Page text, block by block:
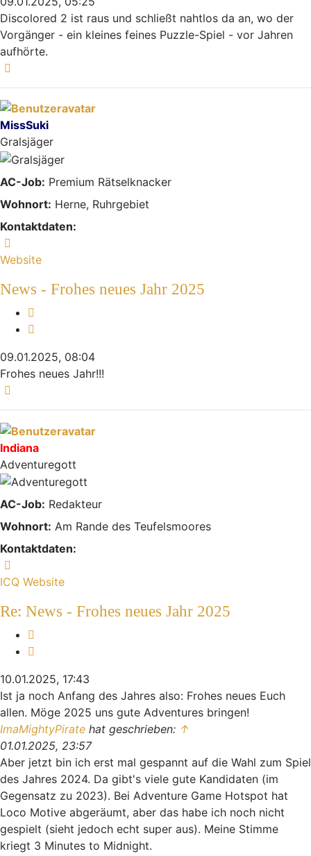
Discolored 2 ist raus und schließt nahtlos da an, wo der
Vorgänger - ein kleines feines Puzzle-Spiel - vor Jahren
aufhörte.
MissSuki
Gralsjäger
AC-Job: Premium Rätselknacker
Wohnort: Herne, Ruhrgebiet
Kontaktdaten:
Website
News - Frohes neues Jahr 2025
09.01.2025, 08:04
Frohes neues Jahr!!!
Indiana
Adventuregott
AC-Job: Redakteur
Wohnort: Am Rande des Teufelsmoores
Kontaktdaten:
ICQ Website
Re: News - Frohes neues Jahr 2025
10.01.2025, 17:43
Ist ja noch Anfang des Jahres also: Frohes neues Euch
allen. Möge 2025 uns gute Adventures bringen!
ImaMightyPirate hat geschrieben: ↑
01.01.2025, 23:57
Aber jetzt bin ich erst mal gespannt auf die Wahl zum Spiel
des Jahres 2024. Da gibt's viele gute Kandidaten (im
Gegensatz zu 2023). Bei Adventure Game Hotspot hat
Loco Motive abgeräumt, aber das habe ich noch nicht
gespielt (sieht jedoch echt super aus). Meine Stimme
kriegt 3 Minutes to Midnight.